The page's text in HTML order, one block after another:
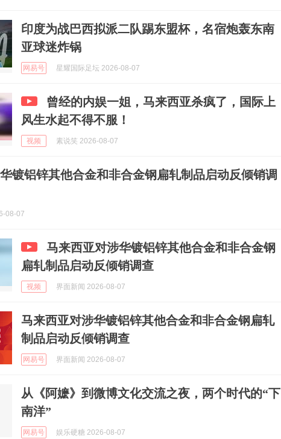
印度为战巴西拟派二队踢东盟杯，名宿炮轰东南
亚球迷炸锅
网易号 星耀国际足坛 2026-08-07
曾经的内娱一姐，马来西亚杀疯了，国际上
风生水起不得不服！
视频 素说笑 2026-08-07
镀铝锌其他合金和非合金钢扁轧制品启动反倾销调
08-07
马来西亚对涉华镀铝锌其他合金和非合金钢
扁轧制品启动反倾销调查
视频 界面新闻 2026-08-07
马来西亚对涉华镀铝锌其他合金和非合金钢扁轧
制品启动反倾销调查
网易号 界面新闻 2026-08-07
从《阿嬷》到微博文化交流之夜，两个时代的“下
南洋”
网易号 娱乐硬糖 2026-08-07